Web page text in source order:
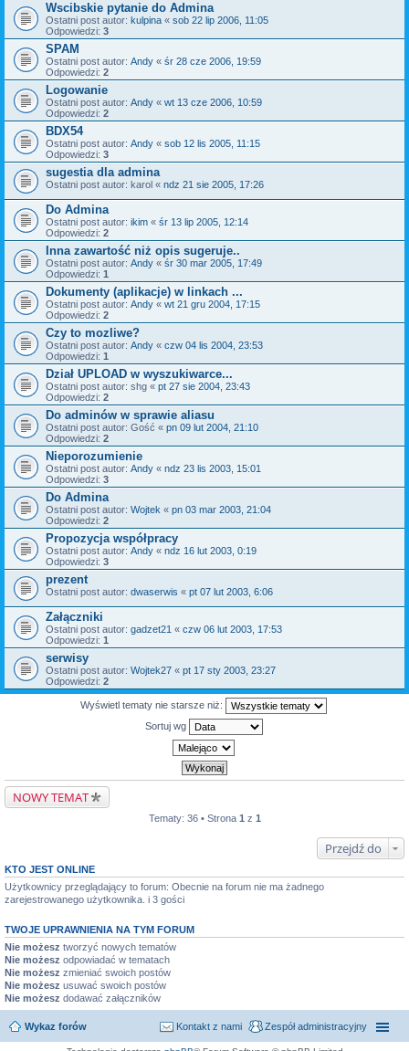
Wscibskie pytanie do Admina
Ostatni post autor: kulpina « sob 22 lip 2006, 11:05
Odpowiedzi: 3
SPAM
Ostatni post autor: Andy « śr 28 cze 2006, 19:59
Odpowiedzi: 2
Logowanie
Ostatni post autor: Andy « wt 13 cze 2006, 10:59
Odpowiedzi: 2
BDX54
Ostatni post autor: Andy « sob 12 lis 2005, 11:15
Odpowiedzi: 3
sugestia dla admina
Ostatni post autor: karol « ndz 21 sie 2005, 17:26
Do Admina
Ostatni post autor: ikim « śr 13 lip 2005, 12:14
Odpowiedzi: 2
Inna zawartość niż opis sugeruje..
Ostatni post autor: Andy « śr 30 mar 2005, 17:49
Odpowiedzi: 1
Dokumenty (aplikacje) w linkach ...
Ostatni post autor: Andy « wt 21 gru 2004, 17:15
Odpowiedzi: 2
Czy to mozliwe?
Ostatni post autor: Andy « czw 04 lis 2004, 23:53
Odpowiedzi: 1
Dział UPLOAD w wyszukiwarce...
Ostatni post autor: shg « pt 27 sie 2004, 23:43
Odpowiedzi: 2
Do adminów w sprawie aliasu
Ostatni post autor: Gość « pn 09 lut 2004, 21:10
Odpowiedzi: 2
Nieporozumienie
Ostatni post autor: Andy « ndz 23 lis 2003, 15:01
Odpowiedzi: 3
Do Admina
Ostatni post autor: Wojtek « pn 03 mar 2003, 21:04
Odpowiedzi: 2
Propozycja współpracy
Ostatni post autor: Andy « ndz 16 lut 2003, 0:19
Odpowiedzi: 3
prezent
Ostatni post autor: dwaserwis « pt 07 lut 2003, 6:06
Załączniki
Ostatni post autor: gadzet21 « czw 06 lut 2003, 17:53
Odpowiedzi: 1
serwisy
Ostatni post autor: Wojtek27 « pt 17 sty 2003, 23:27
Odpowiedzi: 2
Wyświetl tematy nie starsze niż:
Sortuj wg
NOWY TEMAT
Tematy: 36 • Strona 1 z 1
Przejdź do
KTO JEST ONLINE
Użytkownicy przeglądający to forum: Obecnie na forum nie ma żadnego
zarejestrowanego użytkownika. i 3 gości
TWOJE UPRAWNIENIA NA TYM FORUM
Nie możesz tworzyć nowych tematów
Nie możesz odpowiadać w tematach
Nie możesz zmieniać swoich postów
Nie możesz usuwać swoich postów
Nie możesz dodawać załączników
Wykaz forów Zespół administracyjny
Kontakt z nami